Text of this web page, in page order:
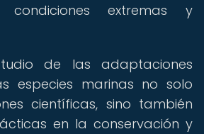
extremas y
de las adaptaciones
especies marinas no solo
científicas, sino también
en la conservación y